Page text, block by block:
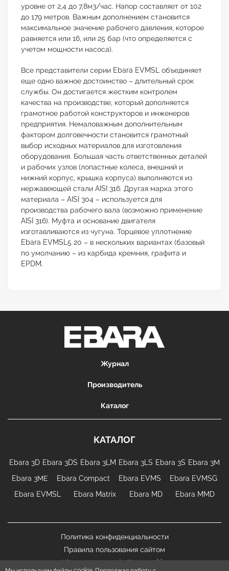
уровне от 2,4 до 7,8м3/час. Напор составляет от 102
до 179 метров. Важным дополнением становится
максимальное значение рабочего давления, которое
равняется или 16, или 25 бар (что определяется с
учетом мощности насоса).
Все представители серии Ebara EVMSL объединяет
еще одно важное достоинство – длительный срок
службы. Он достигается жестким контролем
качества на производстве, который дополняется
грамотное работой конструкторов и инженеров
предприятия. Немаловажным дополнительным
фактором долговечности становится грамотный
выбор исходных материалов для изготовления
оборудования. Большая часть ответственных деталей
и рабочих узлов (лопастные колеса, внешний и
нижний корпус, крышка корпуса) выполняются из
нержавеющей стали AISI 316. Другая марка этого
материала – AISI 304 – используется для
производства рабочего вала (возможно применение
AISI 316). Муфта и основание двигателя
изготавливаются из чугуна. Торцевое уплотнение
Ebara EVMSL5 20 – в нескольких вариантах (базовый
по умолчанию – из карбида кремния, графита и
EPDM.
Журнал
Производитель
Каталог
КАТАЛОГ
Ebara 3D Ebara 3DS Ebara 3LM Ebara 3LS Ebara 3S Ebara 3М
Ebara 3МЕ
Ebara Compact Ebara EVMS
Ebara EVMSG
Ebara EVMSL
Ebara Matrix Ebara MD Ebara MMD
Политика конфиденциальности
Правила пользования сайтом
Использование файлов cookie